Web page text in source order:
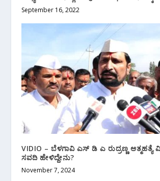
September 16, 2022
VIDIO – ಬೆಳಗಾವಿ ಎಸ್ ಡಿ ಎ ರುದ್ರಣ್ಣ ಆತ್ಮಹತ್ಯೆ
ಸವದಿ ಹೇಳಿದ್ದೇನು?
November 7, 2024